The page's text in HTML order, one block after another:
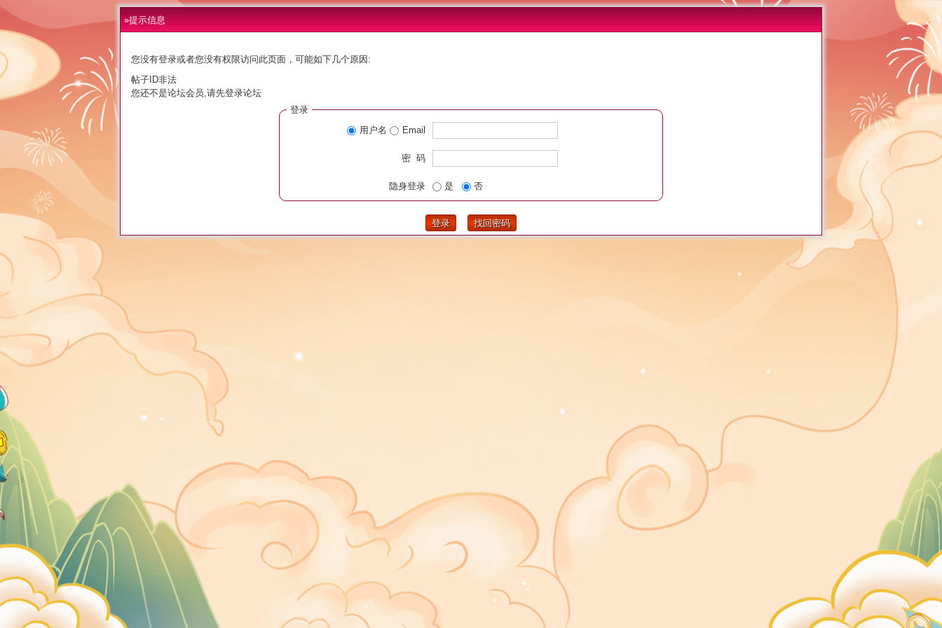
»提示信息
您没有登录或者您没有权限访问此页面，可能如下几个原因:
帖子ID非法
您还不是论坛会员,请先登录论坛
登录
用户名
Email
密 码
隐身登录 是 否